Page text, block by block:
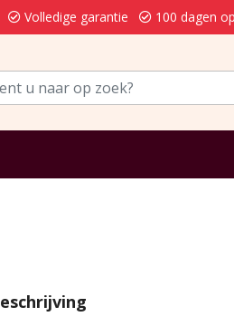
Volledige garantie 100 dagen